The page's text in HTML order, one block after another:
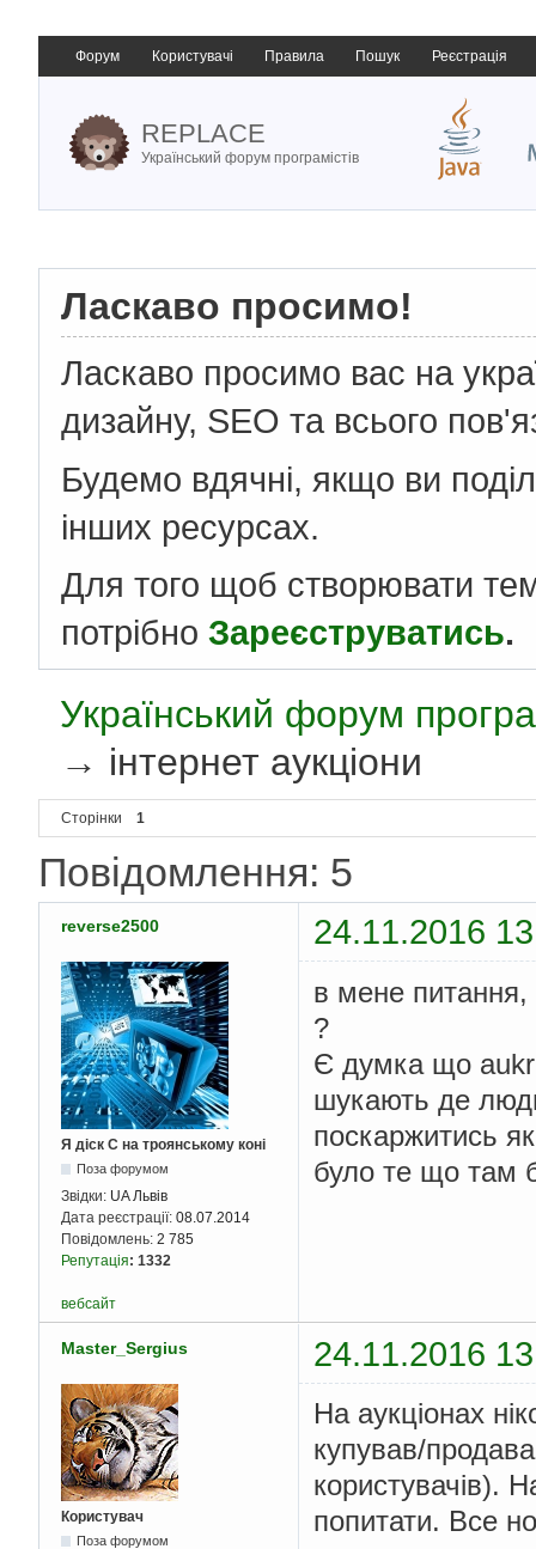
Форум Користувачі Правила Пошук Реєстрація
REPLACE
Український форум програмістів
Ласкаво просимо!
Ласкаво просимо вас на
дизайну, SEO та всього
Будемо вдячні, якщо ви
інших ресурсах.
Для того щоб створювати
потрібно Зареєструватись.
Український форум
→ інтернет аукціони
Сторінки 1
Повідомлення: 5
reverse2500 24.11.2016
Я діск С на троянському коні
Поза форумом
Звідки: UA Львів
Дата реєстрації: 08.07.2014
Повідомлень: 2 785
Репутація: 1332
в мене питання,
?
Є думка що
шукають де
поскаржитись
було те що там
вебсайт
Master_Sergius 24.11.2016
Користувач
Поза форумом
На аукціонах
купував/
користувачів).
попитати. Все